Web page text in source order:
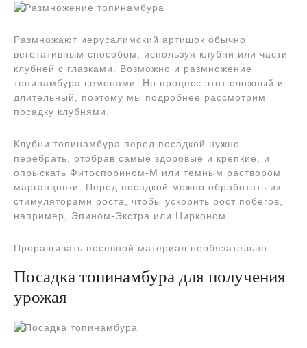
Размножают иерусалимский артишок обычно
вегетативным способом, используя клубни или части
клубней с глазками. Возможно и размножение
топинамбура семенами. Но процесс этот сложный и
длительный, поэтому мы подробнее рассмотрим
посадку клубнями.
Клубни топинамбура перед посадкой нужно
перебрать, отобрав самые здоровые и крепкие, и
опрыскать Фитоспорином-М или темным раствором
марганцовки. Перед посадкой можно обработать их
стимуляторами роста, чтобы ускорить рост побегов,
например, Эпином-Экстра или Цирконом.
Проращивать посевной материал необязательно.
Посадка топинамбура для получения
урожая